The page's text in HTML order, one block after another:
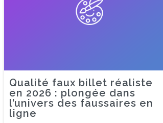
Qualité faux billet réaliste
en 2026 : plongée dans
l’univers des faussaires en
ligne